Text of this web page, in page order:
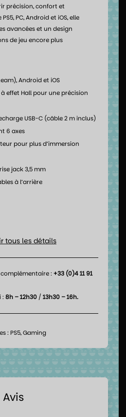
précision, confort et
PC, Android et iOS, elle
avancées et un design
de jeu encore plus
Android et iOS
effet Hall pour une précision
USB-C (câble 2 m inclus)
6 axes
pour plus d’immersion
jack 3,5 mm
à l’arrière
tous les détails
: +33 (0)4 11 91
: 8h – 12h30/ 13h30 – 16h.
: PS5,Gaming
Avis